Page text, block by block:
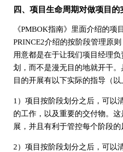
四、项目生命周期对做项目的
《PMBOK指南》里面介绍的项
PRINCE2介绍的按阶段管理原
用意都是在于让我们项目经理
划，而不是漫无目的地就开干
目的开展有以下实际的指导（以
1）项目按阶段划分之后，可以
的工作，以及重要的交付物。
展，并且有利于管控每个阶段的
2）项目按阶段划分之后，可以